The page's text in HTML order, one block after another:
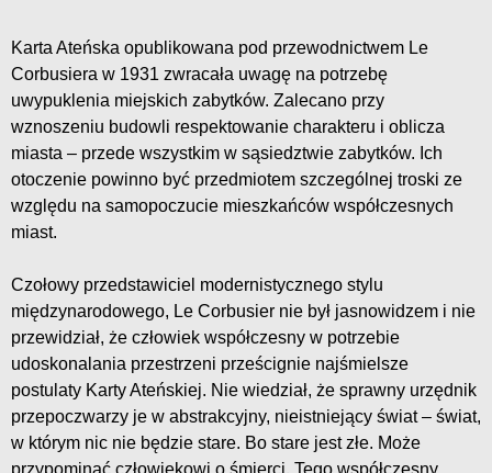
Karta Ateńska opublikowana pod przewodnictwem Le
Corbusiera w 1931 zwracała uwagę na potrzebę
uwypuklenia miejskich zabytków. Zalecano przy
wznoszeniu budowli respektowanie charakteru i oblicza
miasta – przede wszystkim w sąsiedztwie zabytków. Ich
otoczenie powinno być przedmiotem szczególnej troski ze
względu na samopoczucie mieszkańców współczesnych
miast.
Czołowy przedstawiciel modernistycznego stylu
międzynarodowego, Le Corbusier nie był jasnowidzem i nie
przewidział, że człowiek współczesny w potrzebie
udoskonalania przestrzeni prześcignie najśmielsze
postulaty Karty Ateńskiej. Nie wiedział, że sprawny urzędnik
przepoczwarzy je w abstrakcyjny, nieistniejący świat – świat,
w którym nic nie będzie stare. Bo stare jest złe. Może
przypominać człowiekowi o śmierci. Tego współczesny